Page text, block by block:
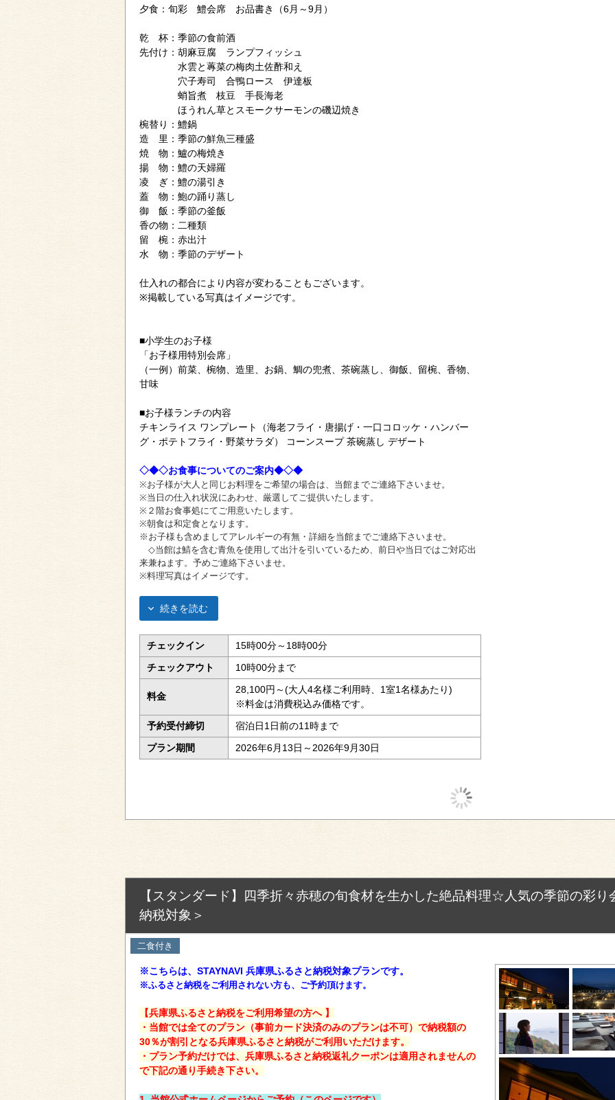
夕食：旬彩 鱧会席 お品書き（6月～9月）
乾 杯：季節の食前酒
先付け：胡麻豆腐 ランプフィッシュ
水雲と蓴菜の梅肉土佐酢和え
穴子寿司 合鴨ロース 伊達板
蛸旨煮 枝豆 手長海老
ほうれん草とスモークサーモンの磯辺焼き
椀替り：鱧鍋
造 里：季節の鮮魚三種盛
焼 物：鱸の梅焼き
揚 物：鱧の天婦羅
凌 ぎ：鱧の湯引き
蓋 物：鮑の踊り蒸し
御 飯：季節の釜飯
香の物：二種類
留 椀：赤出汁
水 物：季節のデザート
仕入れの都合により内容が変わることもございます。
※掲載している写真はイメージです。
■小学生のお子様
「お子様用特別会席」
（一例）前菜、椀物、造里、お鍋、鯛の兜煮、茶碗蒸し、御飯、留椀、香物、
甘味
■お子様ランチの内容
チキンライス ワンプレート（海老フライ・唐揚げ・一口コロッケ・ハンバー
グ・ポテトフライ・野菜サラダ） コーンスープ 茶碗蒸し デザート
◇◆◇お食事についてのご案内◆◇◆
※お子様が大人と同じお料理をご希望の場合は、当館までご連絡下さいませ。
※当日の仕入れ状況にあわせ、厳選してご提供いたします。
※２階お食事処にてご用意いたします。
※朝食は和定食となります。
※お子様も含めましてアレルギーの有無・詳細を当館までご連絡下さいませ。
◇当館は鯖を含む青魚を使用して出汁を引いているため、前日や当日ではご対応出
来兼ねます。予めご連絡下さいませ。
※料理写真はイメージです。
続きを読む
チェックイン
15時00分～18時00分
チェックアウト
10時00分まで
料金
28,100円～(大人4名様ご利用時、1室1名様あたり)
※料金は消費税込み価格です。
予約受付締切
宿泊日1日前の11時まで
プラン期間
2026年6月13日～2026年9月30日
【スタンダード】四季折々赤穂の旬食材を生かした絶品料理☆人気の季節の彩
納税対象＞
二食付き
※こちらは、STAYNAVI 兵庫県ふるさと納税対象プランです。
※ふるさと納税をご利用されない方も、ご予約頂けます。
【兵庫県ふるさと納税をご利用希望の方へ 】
・当館では全てのプラン（事前カード決済のみのプランは不可）で納税額の
30％が割引となる兵庫県ふるさと納税がご利用いただけます。
・プラン予約だけでは、兵庫県ふるさと納税返礼クーポンは適用されませんの
で下記の通り手続き下さい。